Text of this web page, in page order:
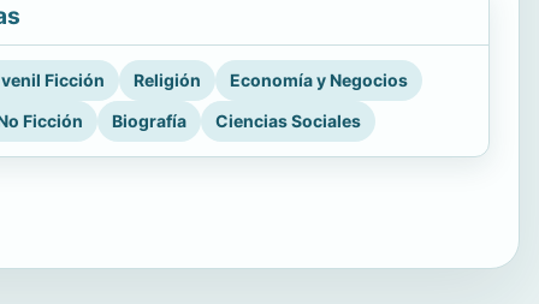
Ficción Religión
Economía y Negocios
Ficción
Biografía Ciencias Sociales